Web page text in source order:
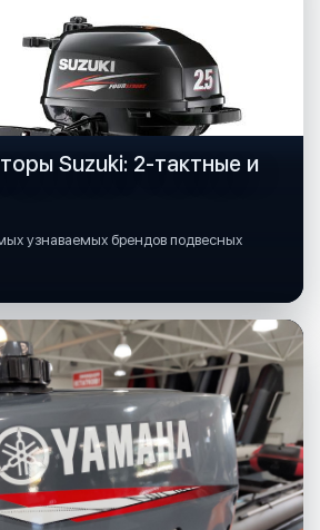
Suzuki: 2-тактные и
узнаваемых брендов подвесных